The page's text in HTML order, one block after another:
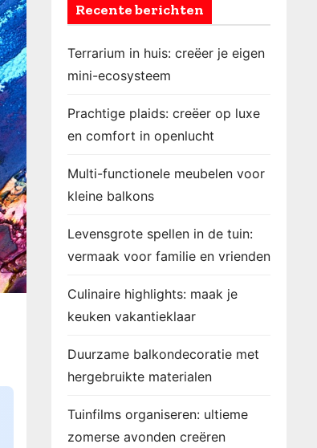
Recente berichten
Terrarium in huis: creëer je eigen
mini-ecosysteem
Prachtige plaids: creëer op luxe
en comfort in openlucht
Multi-functionele meubelen voor
kleine balkons
Levensgrote spellen in de tuin:
vermaak voor familie en vrienden
Culinaire highlights: maak je
keuken vakantieklaar
Duurzame balkondecoratie met
hergebruikte materialen
Tuinfilms organiseren: ultieme
zomerse avonden creëren